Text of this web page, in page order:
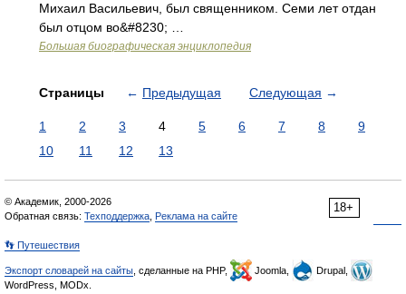
Михаил Васильевич, был священником. Семи лет отдан
был отцом во&#8230; …
Большая биографическая энциклопедия
Страницы ← Предыдущая Следующая →
1 2 3 4 5 6 7 8
9
10
11 12 13
18+
© Академик, 2000-2026
Обратная связь: Техподдержка Реклама на сайте
👣 Путешествия
Экспорт словарей на сайты , сделанные на PHP, Joomla,
Drupal,
WordPress, MODx.